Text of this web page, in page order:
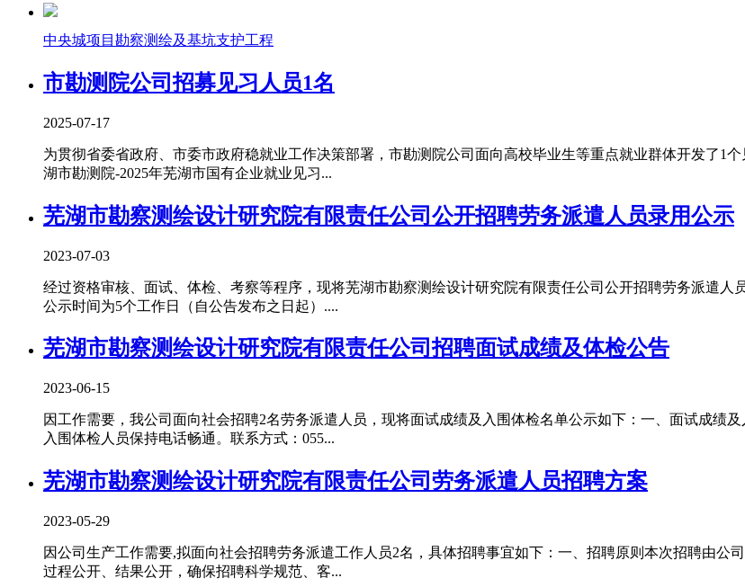
中央城项目勘察测绘及基坑支护工程
市勘测院公司招募见习人员1名
2025-07-17
为贯彻省委省政府、市委市政府稳就业工作决策部署，市勘测院公司面向高校毕业生等重点就业群体开发了1
湖市勘测院-2025年芜湖市国有企业就业见习...
芜湖市勘察测绘设计研究院有限责任公司公开招聘劳务派遣人员录用公示
2023-07-03
经过资格审核、面试、体检、考察等程序，现将芜湖市勘察测绘设计研究院有限责任公司公开招聘劳务派遣
公示时间为5个工作日（自公告发布之日起）....
芜湖市勘察测绘设计研究院有限责任公司招聘面试成绩及体检公告
2023-06-15
因工作需要，我公司面向社会招聘2名劳务派遣人员，现将面试成绩及入围体检名单公示如下：一、面试成绩
入围体检人员保持电话畅通。联系方式：055...
芜湖市勘察测绘设计研究院有限责任公司劳务派遣人员招聘方案
2023-05-29
因公司生产工作需要,拟面向社会招聘劳务派遣工作人员2名，具体招聘事宜如下：一、招聘原则本次招聘由公
过程公开、结果公开，确保招聘科学规范、客...